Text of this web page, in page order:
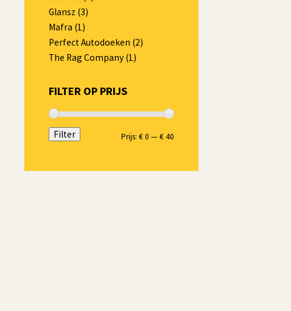
Glansz (3)
Mafra (1)
Perfect Autodoeken (2)
The Rag Company (1)
FILTER OP PRIJS
Filter Prijs:€ 0 —€ 40